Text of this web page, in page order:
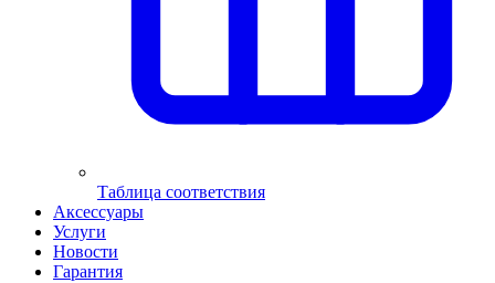
Таблица соответствия
Аксессуары
Услуги
Новости
Гарантия